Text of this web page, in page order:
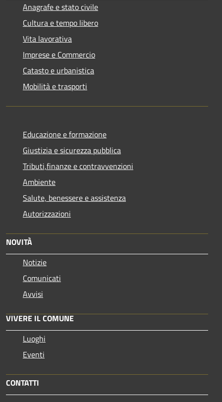
Anagrafe e stato civile
Cultura e tempo libero
Vita lavorativa
Imprese e Commercio
Catasto e urbanistica
Mobilità e trasporti
Educazione e formazione
Giustizia e sicurezza pubblica
Tributi,finanze e contravvenzioni
Ambiente
Salute, benessere e assistenza
Autorizzazioni
NOVITÀ
Notizie
Comunicati
Avvisi
VIVERE IL COMUNE
Luoghi
Eventi
CONTATTI